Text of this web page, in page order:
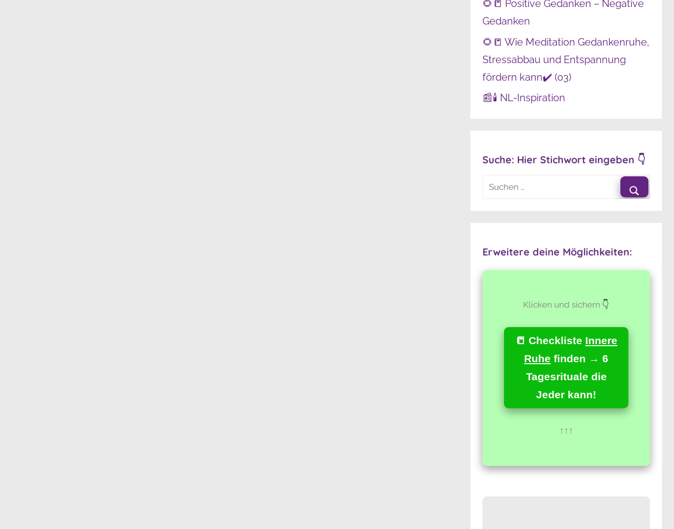
🌻📒 Positive Gedanken – Negative
Gedanken
🌻📒 Wie Meditation Gedankenruhe,
Stressabbau und Entspannung
fördern kann✔️ (03)
📰🕯️ NL-Inspiration
Suche: Hier Stichwort eingeben 👇
Suchen
Erweitere deine Möglichkeiten:
Klicken und sichern 👇
📒 Checkliste Innere
Ruhe finden → 6
Tagesrituale die
Jeder kann!
↑↑↑